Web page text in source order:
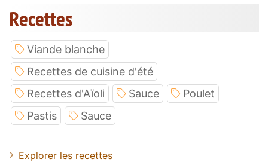
Recettes
Viande blanche
Recettes de cuisine d'été
Recettes d'Aïoli
Sauce
Poulet
Pastis
Sauce
Explorer les recettes